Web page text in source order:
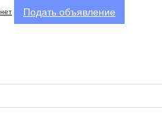
Подать объявление